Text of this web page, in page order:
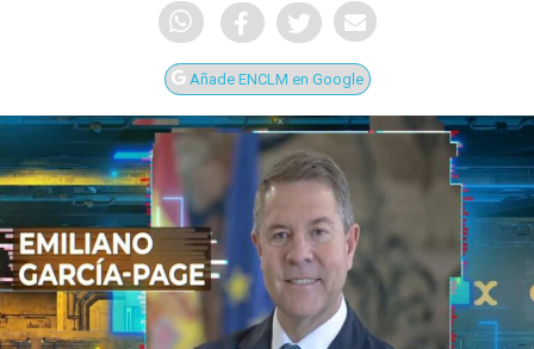
Añade ENCLM en Google